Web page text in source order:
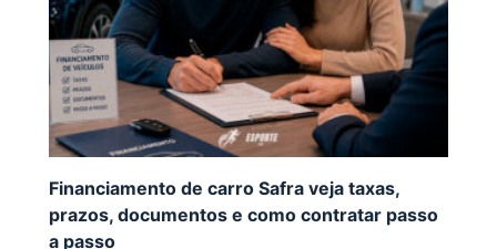
Financiamento de carro Safra veja taxas,
prazos, documentos e como contratar passo
a passo